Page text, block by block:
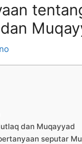
dan Muqayyad
seputar